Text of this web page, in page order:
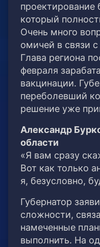
проектирование
который
Очень много
омичей в связи
Глава региона
февраля
вакцинации.
переболевший
решение уже
Александр
области
«Я вам сразу
Вот как только
я, безусловно,
Губернатор
сложности,
намеченные
выполнить. На